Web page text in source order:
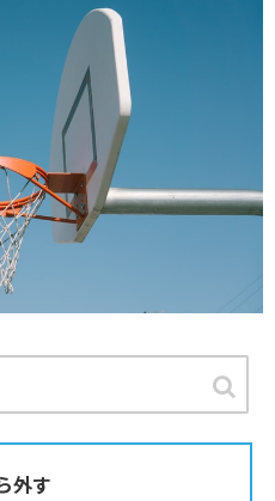
れないようにするには、以
外す